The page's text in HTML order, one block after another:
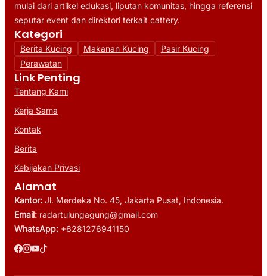
mulai dari artikel edukasi, liputan komunitas, hingga referensi
seputar event dan direktori terkait cattery.
Kategori
Berita Kucing Makanan Kucing
Pasir Kucing
Perawatan
Link Penting
Tentang Kami
Kerja Sama
Kontak
Berita
Kebijakan Privasi
Alamat
Kantor: Jl. Merdeka No. 45, Jakarta Pusat, Indonesia.
Email: radartulungagung@gmail.com
WhatsApp: +6281276941150